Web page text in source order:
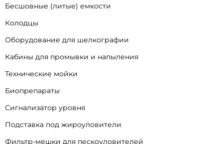
Бесшовные (литые) емкости
Колодцы
Оборудование для шелкографии
Кабины для промывки и напыления
Технические мойки
Биопрепараты
Сигнализатор уровня
Подставка под жироуловители
Фильтр-мешки для пескоуловителей